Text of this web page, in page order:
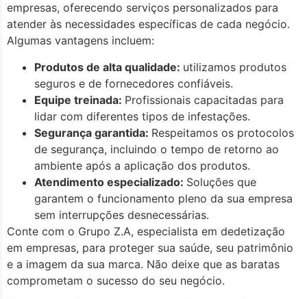
empresas, oferecendo serviços personalizados para
atender às necessidades específicas de cada negócio.
Algumas vantagens incluem:
Produtos de alta qualidade: utilizamos produtos
seguros e de fornecedores confiáveis.
Equipe treinada: Profissionais capacitadas para
lidar com diferentes tipos de infestações.
Segurança garantida: Respeitamos os protocolos
de segurança, incluindo o tempo de retorno ao
ambiente após a aplicação dos produtos.
Atendimento especializado: Soluções que
garantem o funcionamento pleno da sua empresa
sem interrupções desnecessárias.
Conte com o Grupo Z.A, especialista em dedetização
em empresas, para proteger sua saúde, seu patrimônio
e a imagem da sua marca. Não deixe que as baratas
comprometam o sucesso do seu negócio.